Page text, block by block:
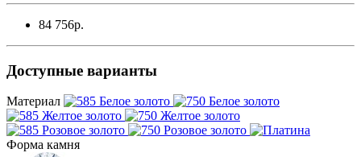
84 756р.
Доступные варианты
Материал
Форма камня